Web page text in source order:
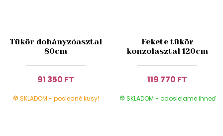
Tükör dohányzóasztal
80cm
91 350 FT
SKLADOM - posledné kusy!
Fekete tükör
konzolasztal 120cm
119 770 FT
SKLADOM - odosielame ihneď